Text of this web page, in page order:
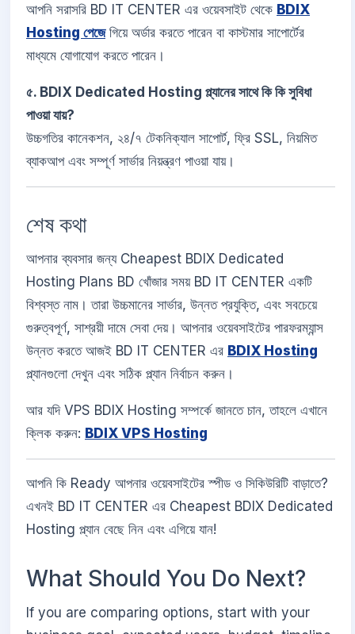
আপনি সরাসরি BD IT CENTER এর ওয়েবসাইট থেকে BDIX
Hosting পেজেগিয়ে অর্ডার করতে পারেন বা কাস্টমার সাপোর্টের
মাধ্যমে যোগাযোগ করতে পারেন।
৫. BDIX Dedicated Hosting প্ল্যানের সাথে কি কি সুবিধা
পাওয়া যায়?
উচ্চগতির কানেকশন, ২৪/৭ টেকনিক্যাল সাপোর্ট, ফ্রি SSL, নিয়মিত
ব্যাকআপ এবং সম্পূর্ণ সার্ভার নিয়ন্ত্রণ পাওয়া যায়।
শেষ কথা
আপনার ব্যবসার জন্য Cheapest BDIX Dedicated
Hosting Plans BD খোঁজার সময় BD IT CENTER একটি
বিশ্বস্ত নাম। তারা উচ্চমানের সার্ভার, উন্নত প্রযুক্তি, এবং সবচেয়ে
গুরুত্বপূর্ণ, সাশ্রয়ী দামে সেবা দেয়। আপনার ওয়েবসাইটের পারফরম্যান্স
উন্নত করতে আজই BD IT CENTER এর BDIX Hosting
প্ল্যানগুলো দেখুন এবং সঠিক প্ল্যান নির্বাচন করুন।
আর যদি VPS BDIX Hosting সম্পর্কে জানতে চান, তাহলে এখানে
ক্লিক করুন: BDIX VPS Hosting
আপনি কি Ready আপনার ওয়েবসাইটের স্পীড ও সিকিউরিটি বাড়াতে?
এখনই BD IT CENTER এর Cheapest BDIX Dedicated
Hosting প্ল্যান বেছে নিন এবং এগিয়ে যান!
What Should You Do Next?
If you are comparing options, start with your